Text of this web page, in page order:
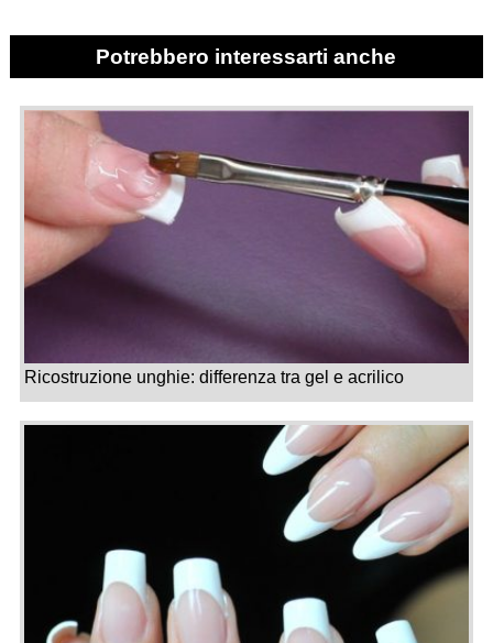
Potrebbero interessarti anche
Ricostruzione unghie: differenza tra gel e acrilico